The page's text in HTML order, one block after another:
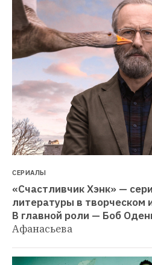
СЕРИАЛЫ
«Счастливчик Хэнк» —
литературы в творческом
В главной роли — Боб
Афанасьева